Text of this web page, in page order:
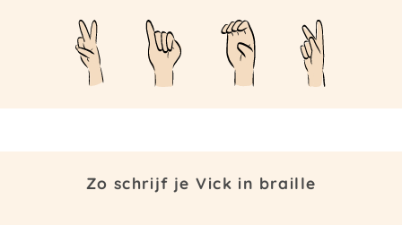
Zo schrijf je Vick in braille